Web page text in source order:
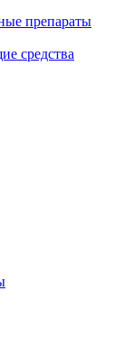
препараты
средства